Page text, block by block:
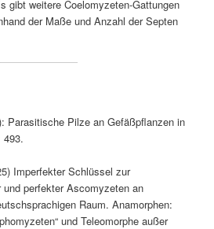
gibt weitere Coelomyzeten-Gattungen
der Maße und Anzahl der Septen
Parasitische Pilze an Gefäßpflanzen in
493.
Imperfekter Schlüssel zur
perfekter Ascomyzeten an
Raum. Anamorphen:
und Teleomorphe außer